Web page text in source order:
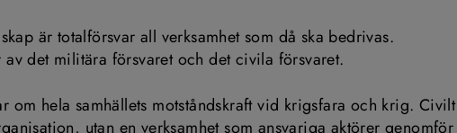
är totalförsvar all verksamhet som då ska bedrivas.
av det militära försvaret och det civila försvaret.
om hela samhällets motståndskraft vid krigsfara och krig. Civilt
utan en verksamhet som ansvariga aktörer genomför